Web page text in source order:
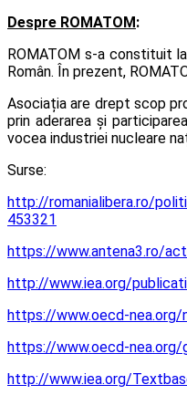
Despre ROMATOM:
ROMATOM s-a constituit
Român. În prezent,
Asociația are drept scop
prin aderarea și
vocea industriei nucleare
Surse:
http://romanialibera.ro/
453321
https://www.antena3.ro/
http://www.iea.org/
https://www.oecd-nea.org/
https://www.oecd-
http://www.iea.org/